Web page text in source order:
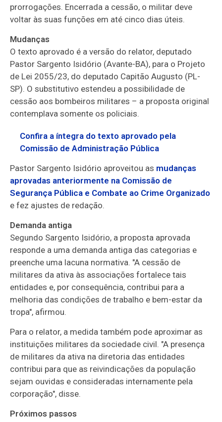
prorrogações. Encerrada a cessão, o militar deve
voltar às suas funções em até cinco dias úteis.
Mudanças
O texto aprovado é a versão do relator, deputado
Pastor Sargento Isidório (Avante-BA), para o Projeto
de Lei 2055/23, do deputado Capitão Augusto (PL-
SP). Osubstitutivo estendeu a possibilidade de
cessão aos bombeiros militares – a proposta original
contemplava somente os policiais.
Confira a íntegra do texto aprovado pela
Comissão de Administração Pública
Pastor Sargento Isidório aproveitou as mudanças
aprovadas anteriormente na Comissão de
Segurança Pública e Combate ao Crime Organizado
e fez ajustes de redação.
Demanda antiga
Segundo Sargento Isidório, a proposta aprovada
responde a uma demanda antiga das categorias e
preenche uma lacuna normativa. "A cessão de
militares da ativa às associações fortalece tais
entidades e, por consequência, contribui para a
melhoria das condições de trabalho e bem-estar da
tropa", afirmou.
Para o relator, a medida também pode aproximar as
instituições militares da sociedade civil. "A presença
de militares da ativa na diretoria das entidades
contribui para que as reivindicações da população
sejam ouvidas e consideradas internamente pela
corporação", disse.
Próximos passos